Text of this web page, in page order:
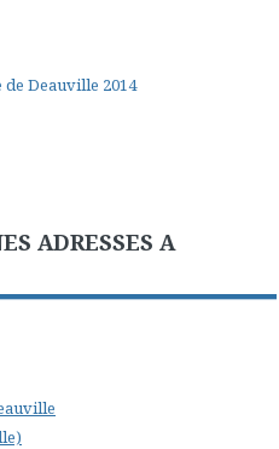
Deauville 2014
ADRESSES A